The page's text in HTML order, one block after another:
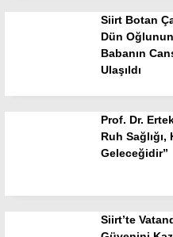
Siirt Botan
Dün
Babanın
Ulaşıldı
Prof. Dr.
Ruh
Geleceğidir”
Siirt’te